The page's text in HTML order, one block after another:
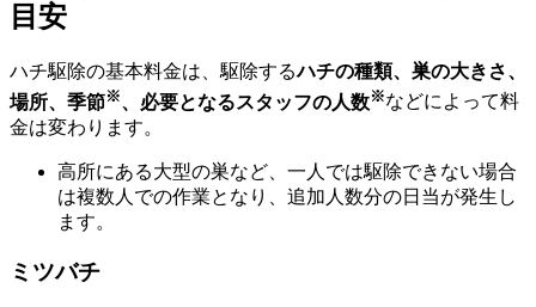
目安
ハチ駆除の基本料金は、駆除するハチの種類、巣の大きさ、
場所、季節※、必要となるスタッフの人数※などによって料
金は変わります。
高所にある大型の巣など、一人では駆除できない場合
は複数人での作業となり、追加人数分の日当が発生し
ます。
ミツバチ